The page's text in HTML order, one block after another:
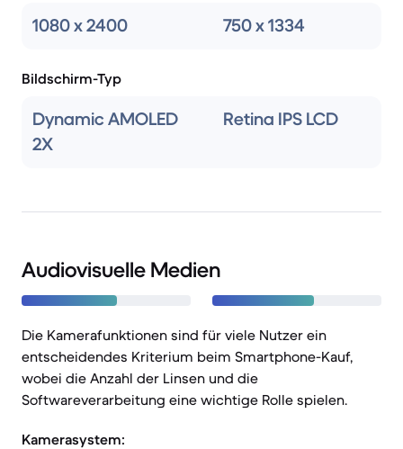
1080 x 2400 750 x 1334
Bildschirm-Typ
Dynamic AMOLED
2X
Retina IPS LCD
Audiovisuelle Medien
Die Kamerafunktionen sind für viele Nutzer ein
entscheidendes Kriterium beim Smartphone-Kauf,
wobei die Anzahl der Linsen und die
Softwareverarbeitung eine wichtige Rolle spielen.
Kamerasystem: